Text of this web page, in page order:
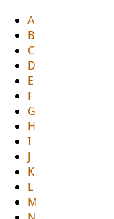
A
B
C
D
E
F
G
H
I
J
K
L
M